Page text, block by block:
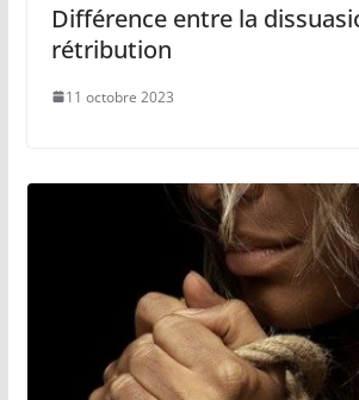
Différence entre la
rétribution
11 octobre 2023